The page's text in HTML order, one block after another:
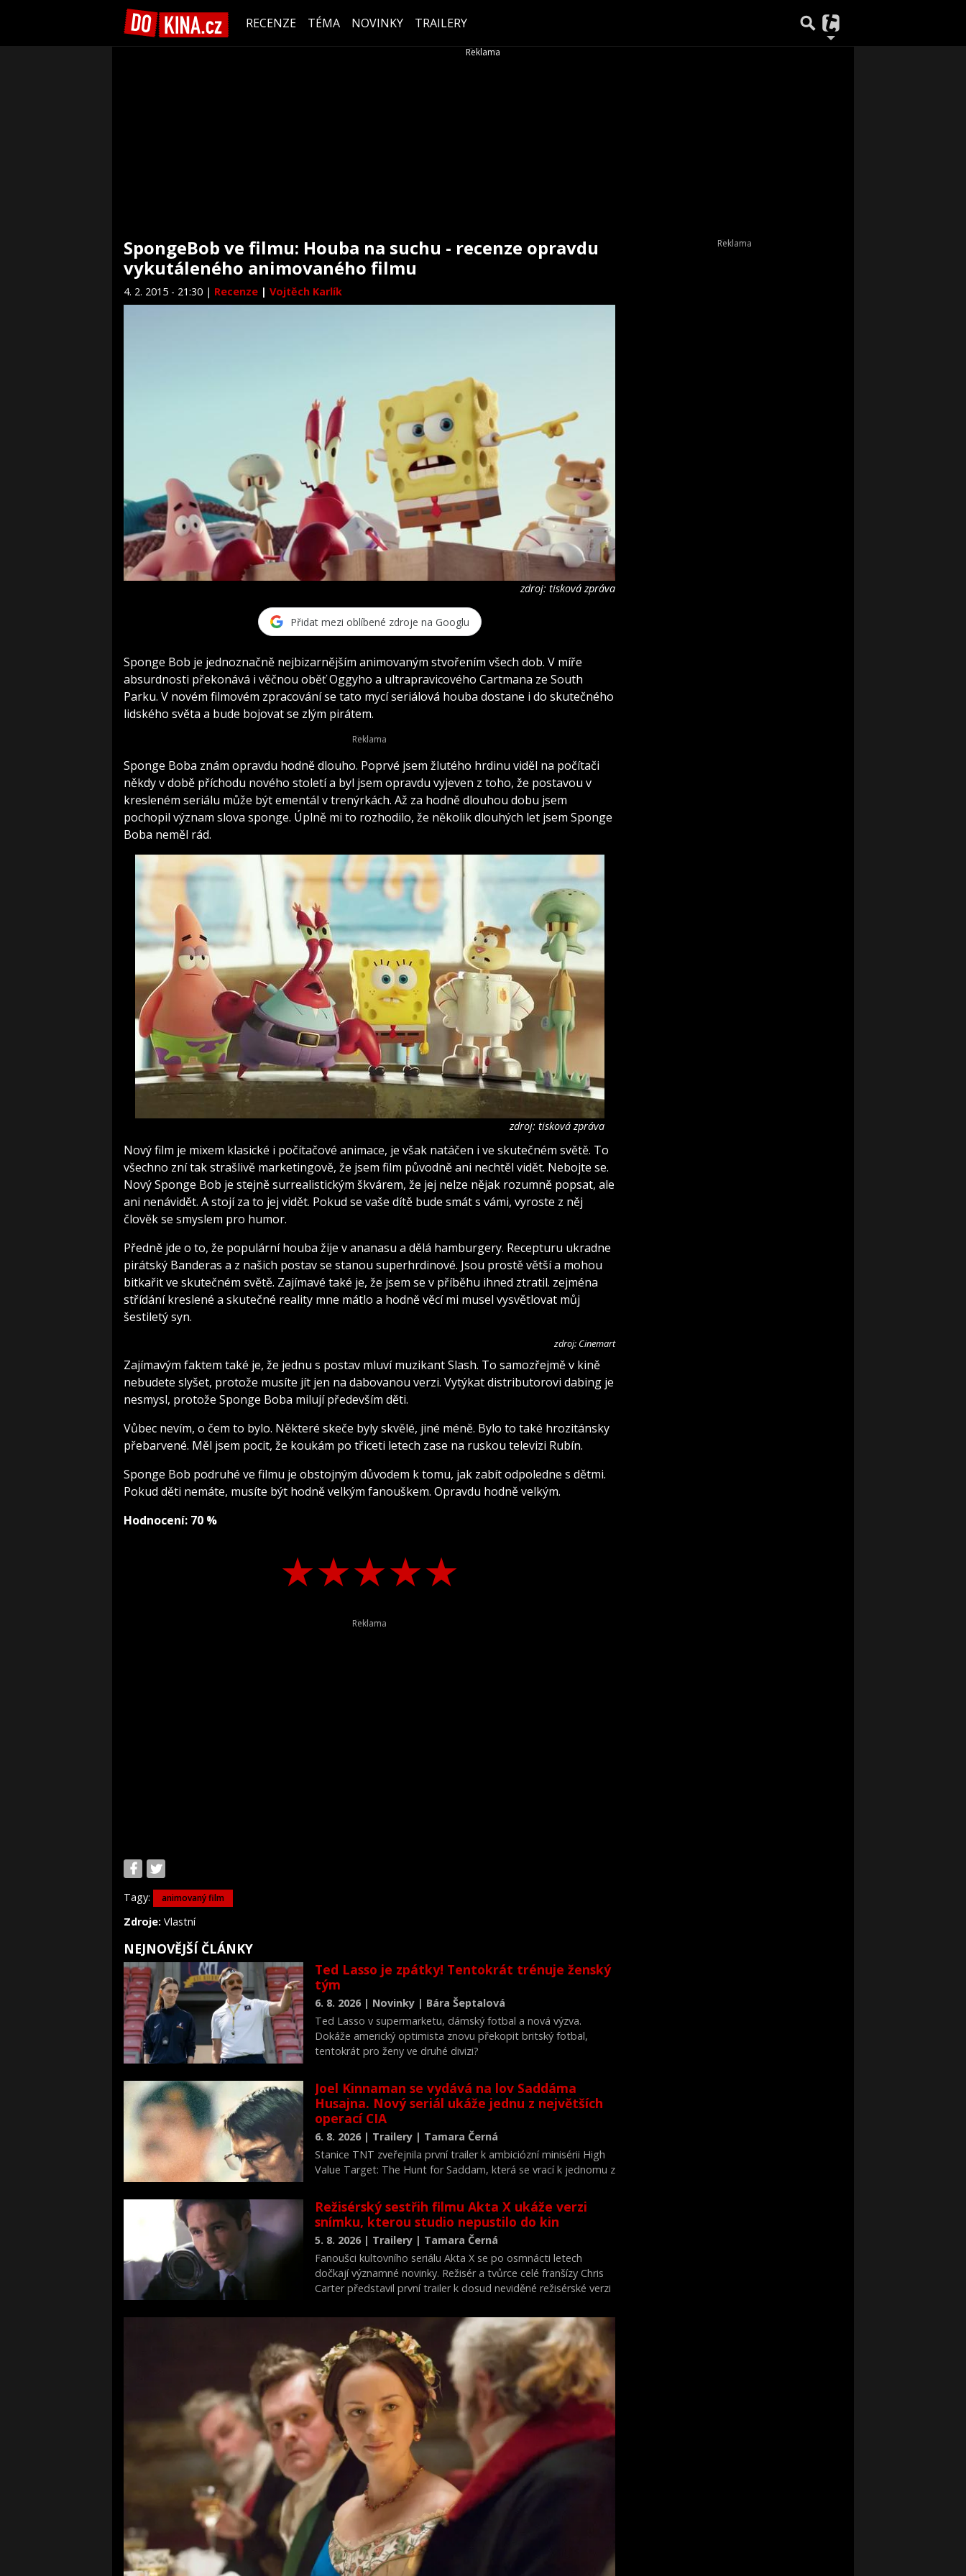
RECENZE TÉMA NOVINKY TRAILERY
SpongeBob ve filmu: Houba na suchu - recenze opravdu
vykutáleného animovaného filmu
4. 2. 2015 - 21:30 | Recenze | Vojtěch Karlík
zdroj: tisková zpráva
Přidat mezi oblíbené zdroje na Googlu
Sponge Bob je jednoznačně nejbizarnějším animovaným stvořením všech dob. V míře
absurdnosti překonává i věčnou oběť Oggyho a ultrapravicového Cartmana ze South
Parku. V novém filmovém zpracování se tato mycí seriálová houba dostane i do skutečného
lidského světa a bude bojovat se zlým pirátem.
Sponge Boba znám opravdu hodně dlouho. Poprvé jsem žlutého hrdinu viděl na počítači
někdy v době příchodu nového století a byl jsem opravdu vyjeven z toho, že postavou v
kresleném seriálu může být ementál v trenýrkách. Až za hodně dlouhou dobu jsem
pochopil význam slova sponge. Úplně mi to rozhodilo, že několik dlouhých let jsem Sponge
Boba neměl rád.
zdroj: tisková zpráva
Nový film je mixem klasické i počítačové animace, je však natáčen i ve skutečném světě. To
všechno zní tak strašlivě marketingově, že jsem film původně ani nechtěl vidět. Nebojte se.
Nový Sponge Bob je stejně surrealistickým škvárem, že jej nelze nějak rozumně popsat, ale
ani nenávidět. A stojí za to jej vidět. Pokud se vaše dítě bude smát s vámi, vyroste z něj
člověk se smyslem pro humor.
Předně jde o to, že populární houba žije v ananasu a dělá hamburgery. Recepturu ukradne
pirátský Banderas a z našich postav se stanou superhrdinové. Jsou prostě větší a mohou
bitkařit ve skutečném světě. Zajímavé také je, že jsem se v příběhu ihned ztratil. zejména
střídání kreslené a skutečné reality mne mátlo a hodně věcí mi musel vysvětlovat můj
šestiletý syn.
zdroj: Cinemart
Zajímavým faktem také je, že jednu s postav mluví muzikant Slash. To samozřejmě v kině
nebudete slyšet, protože musíte jít jen na dabovanou verzi. Vytýkat distributorovi dabing je
nesmysl, protože Sponge Boba milují především děti.
Vůbec nevím, o čem to bylo. Některé skeče byly skvělé, jiné méně. Bylo to také hrozitánsky
přebarvené. Měl jsem pocit, že koukám po třiceti letech zase na ruskou televizi Rubín.
Sponge Bob podruhé ve filmu je obstojným důvodem k tomu, jak zabít odpoledne s dětmi.
Pokud děti nemáte, musíte být hodně velkým fanouškem. Opravdu hodně velkým.
Hodnocení: 70 %
★★★★★
Tagy: animovaný film
Zdroje: Vlastní
NEJNOVĚJŠÍ ČLÁNKY
Ted Lasso je zpátky! Tentokrát trénuje ženský
tým
6. 8. 2026 | Novinky | Bára Šeptalová
Ted Lasso v supermarketu, dámský fotbal a nová výzva.
Dokáže americký optimista znovu překopit britský fotbal,
tentokrát pro ženy ve druhé divizi?
Joel Kinnaman se vydává na lov Saddáma
Husajna. Nový seriál ukáže jednu z největších
operací CIA
6. 8. 2026 | Trailery | Tamara Černá
Stanice TNT zveřejnila první trailer k ambiciózní minisérii High
Value Target: The Hunt for Saddam, která se vrací k jednomu z
Režisérský sestřih filmu Akta X ukáže verzi
snímku, kterou studio nepustilo do kin
5. 8. 2026 | Trailery | Tamara Černá
Fanoušci kultovního seriálu Akta X se po osmnácti letech
dočkají významné novinky. Režisér a tvůrce celé franšízy Chris
Carter představil první trailer k dosud neviděné režisérské verzi